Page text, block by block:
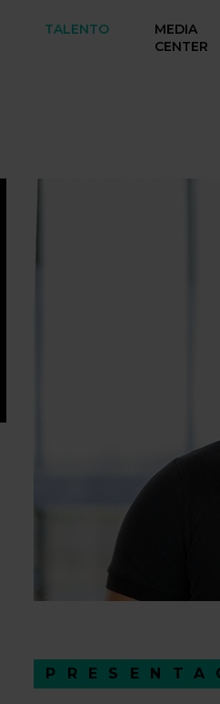
TALENTO
MEDIA
CENTER